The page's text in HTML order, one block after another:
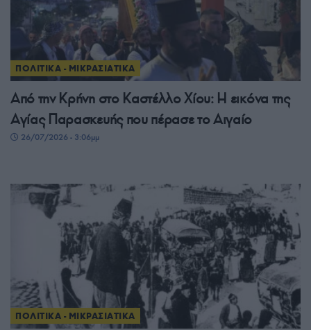
ΠΟΛΙΤΙΚΑ - ΜΙΚΡΑΣΙΑΤΙΚΑ
Από την Κρήνη στο Καστέλλο Χίου: Η εικόνα της
Αγίας Παρασκευής που πέρασε το Αιγαίο
26/07/2026 - 3:06μμ
ΠΟΛΙΤΙΚΑ - ΜΙΚΡΑΣΙΑΤΙΚΑ